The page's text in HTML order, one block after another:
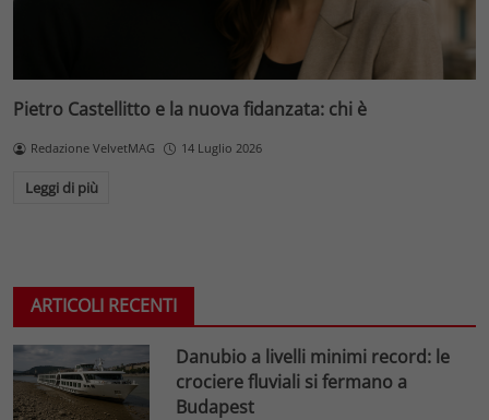
Pietro Castellitto e la nuova fidanzata: chi è
Redazione VelvetMAG 14 Luglio 2026
Leggi di più
ARTICOLI RECENTI
Danubio a livelli minimi record: le
crociere fluviali si fermano a
Budapest